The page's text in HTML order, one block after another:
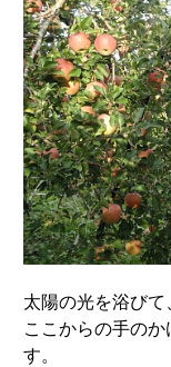
太陽の光を浴びて
ここからの手の
す。